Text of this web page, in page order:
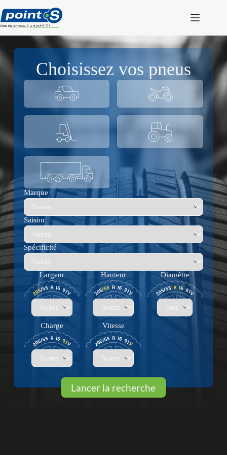
au
contenu
Choisissez vos pneus
Marque
Saison
Spécificité
Largeur Hauteur Diamètre
Charge Vitesse